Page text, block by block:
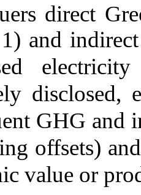
direct
and
disclosed,
GHG and
offsets)
value or